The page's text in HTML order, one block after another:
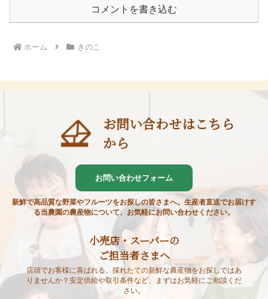
コメントを書き込む
ホーム きのこ
お問い合わせはこちら
から
お問い合わせフォーム
新鮮で高品質な野菜やフルーツをお探しの皆さまへ。生産者直送でお届けす
る当農園の農産物について、お気軽にお問い合わせください。
小売店・スーパーの
ご担当者さまへ
店頭でお客様に喜ばれる、採れたての新鮮な農産物をお探しではあ
りませんか？安定供給や取引条件など、まずはお気軽にご相談くだ
さい。